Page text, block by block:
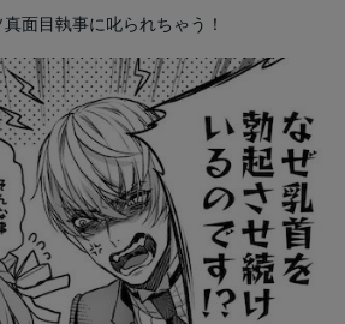
面目執事に叱られちゃう！